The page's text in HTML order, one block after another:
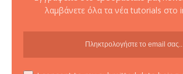
λαμβάνετε όλα τα νέα tutorials στο